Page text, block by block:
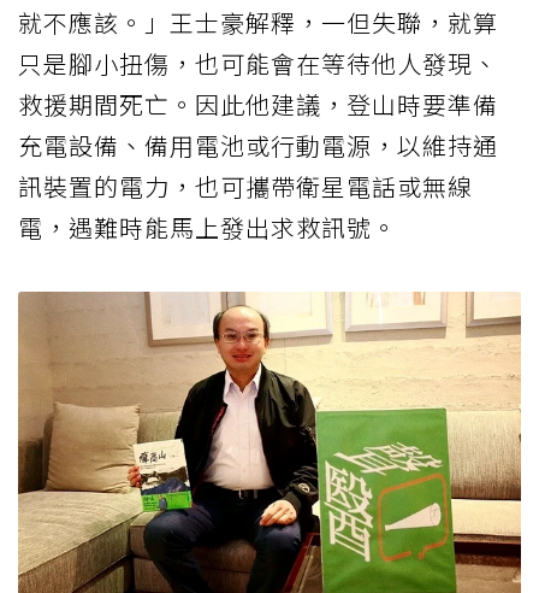
就不應該。」王士豪解釋，一但失聯，就算
只是腳小扭傷，也可能會在等待他人發現、
救援期間死亡。因此他建議，登山時要準備
充電設備、備用電池或行動電源，以維持通
訊裝置的電力，也可攜帶衛星電話或無線
電，遇難時能馬上發出求救訊號。